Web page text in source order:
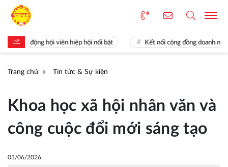
động hội viên hiệp hội nổi bật Kết nối cộng đồng doanh nghiệp
Trang chủ Tin tức & Sự kiện
Khoa học xã hội nhân văn và
công cuộc đổi mới sáng tạo
03/06/2026